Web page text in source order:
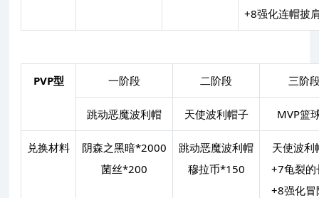
+8强化连帽披
PVP型 一阶段 二阶段 三阶
跳动恶魔波利帽 天使波利帽子 MVP篮
兑换材料
阴森之黑暗*2000
菌丝*200
跳动恶魔波利帽
穆拉币*150
天使波利
+7龟裂的
+8强化冒